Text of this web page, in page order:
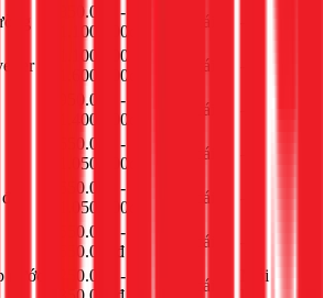
850.000 -
1.100.000đ
1.100.000 -
1.600.000đ
cái
950.000 -
1.400.000đ
cái
650.000 -
1.050.000đ
cái
650.000 -
1.050.000đ
cái
550.000 -
650.000đ
cái
nước,
250.000 -
cái
Mỗi